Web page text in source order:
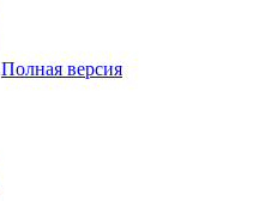
Полная версия